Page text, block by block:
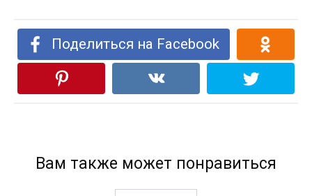
Поделиться на Facebook
Вам также может понравиться